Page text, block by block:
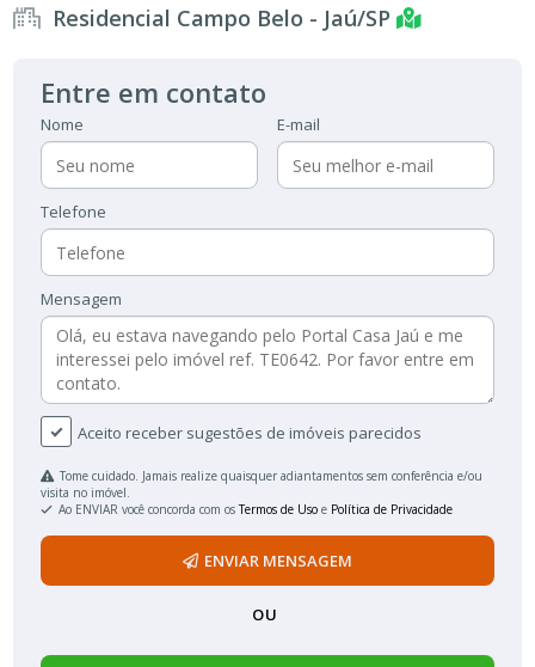
Residencial Campo Belo - Jaú/SP
Entre em contato
Nome E-mail
Telefone
Mensagem
Aceito receber sugestões de imóveis parecidos
Tome cuidado. Jamais realize quaisquer adiantamentos sem conferência e/ou
visita no imóvel.
Ao ENVIAR você concorda com osTermos de Uso e Política de Privacidade
ENVIAR MENSAGEM
OU